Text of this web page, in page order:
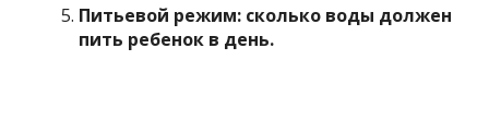
Питьевой режим: сколько воды должен
пить ребенок в день.